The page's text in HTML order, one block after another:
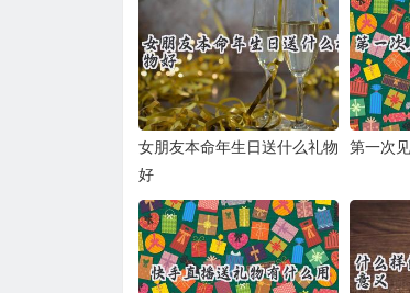
女朋友本命年生日送什么礼物
好
第一次